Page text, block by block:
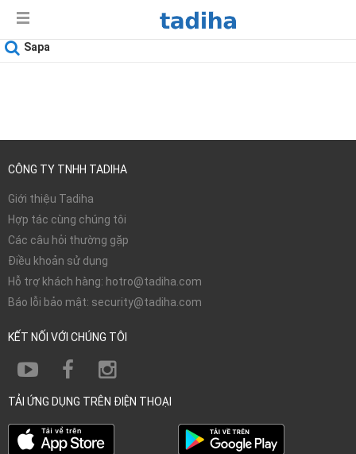
Sapa
CÔNG TY TNHH TADIHA
Giới thiệu Tadiha
Hợp tác cùng chúng tôi
Các câu hỏi thường gặp
Điều khoản sử dụng
Hỗ trợ khách hàng: hotro@tadiha.com
Báo lỗi bảo mật: security@tadiha.com
KẾT NỐI VỚI CHÚNG TÔI
TẢI ỨNG DỤNG TRÊN ĐIỆN THOẠI